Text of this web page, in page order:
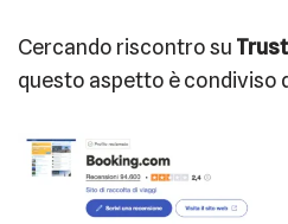
Cercando riscontro su
questo aspetto è condiviso